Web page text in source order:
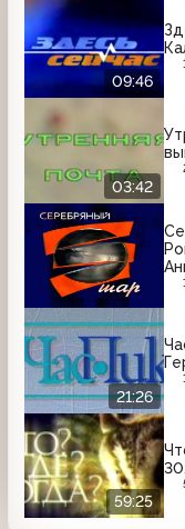
09:46
03:42
21:26
59:25